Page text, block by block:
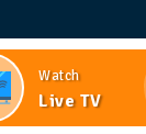
Watch
Live TV